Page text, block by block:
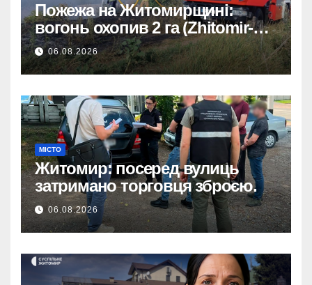
Пожежа на Житомирщині:
вогонь охопив 2 га (Zhitomir-
OnLine)
06.08.2026
МІСТО
Житомир: посеред вулиць
затримано торговця зброєю.
06.08.2026